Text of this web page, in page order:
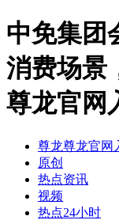
中免集团
消费场景
尊龙官网
尊龙尊龙官网
原创
热点资讯
视频
热点24小时